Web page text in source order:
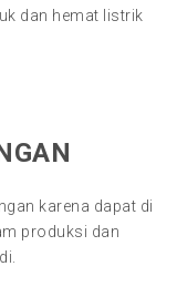
dan hemat listrik
karena dapat di
produksi dan